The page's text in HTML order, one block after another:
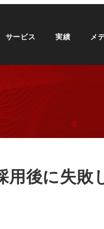
サービス 実績 メ
用後に失